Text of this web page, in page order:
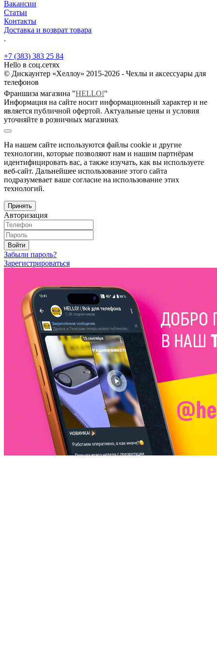
Вакансии
Статьи
Контакты
Доставка и возврат товара
.
+7 (383) 383 25 84
Hello в соц.сетях
© Дискаунтер «Хеллоу» 2015-2026 - Чехлы и аксессуары для
телефонов
Франшиза магазина "HELLO!"
Информация на сайте носит информационный характер и не
является публичной офертой. Актуальные цены и условия
уточняйте в розничных магазинах
На нашем сайте используются файлы cookie и другие
технологии, которые позволяют нам и нашим партнёрам
идентифицировать вас, а также изучать, как вы используете
веб-сайт. Дальнейшее использование этого сайта
подразумевает ваше согласие на использование этих
технологий.
Принять
Авторизация
Войти
Забыли пароль?
Зарегистрироваться